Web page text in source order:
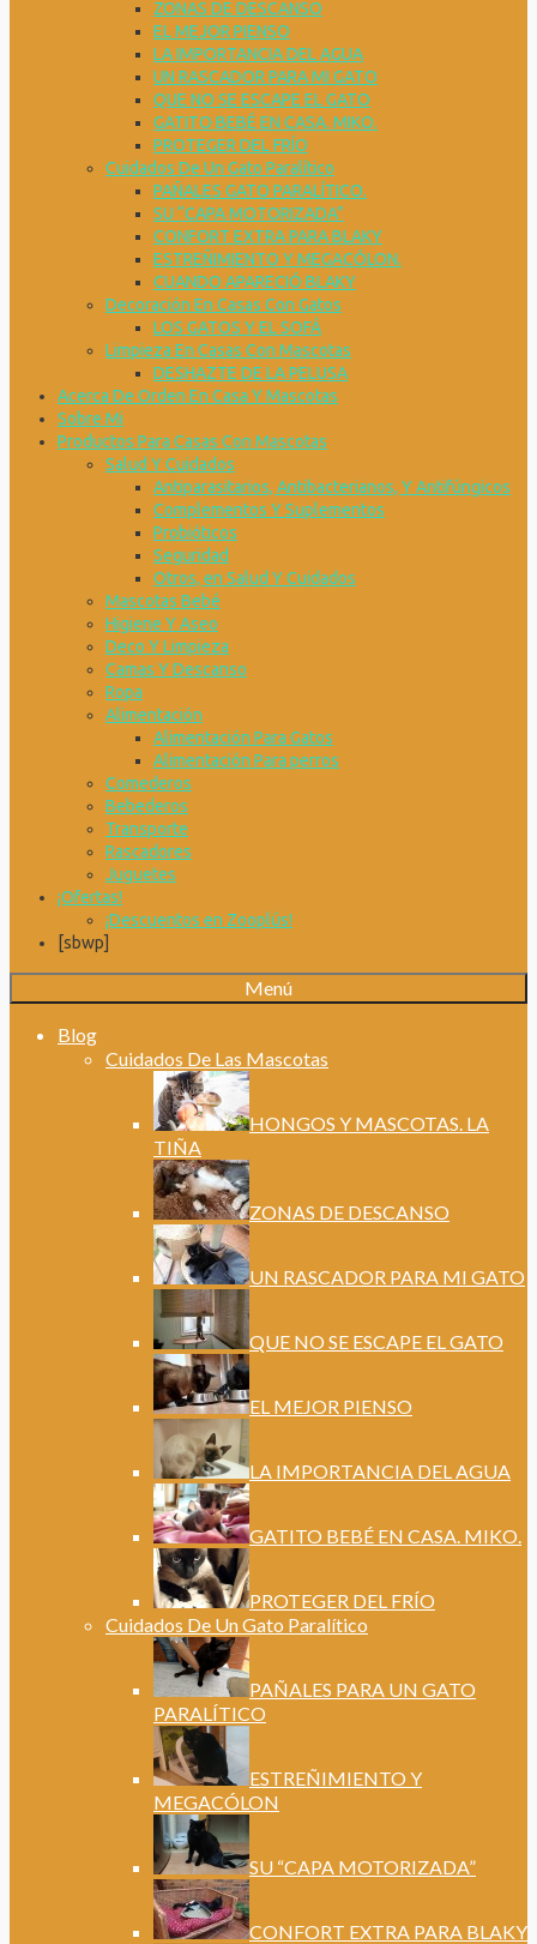
ZONAS DE DESCANSO
EL MEJOR PIENSO
LA IMPORTANCIA DEL AGUA
UN RASCADOR PARA MI GATO
QUE NO SE ESCAPE EL GATO
GATITO BEBÉ EN CASA. MIKO.
PROTEGER DEL FRÍO
Cuidados De Un Gato Paralítico
PAÑALES GATO PARALÍTICO.
SU “CAPA MOTORIZADA”
CONFORT EXTRA PARA BLAKY
ESTREÑIMIENTO Y MEGACÓLON.
CUANDO APARECIÓ BLAKY
Decoración En Casas Con Gatos
LOS GATOS Y EL SOFÁ
Limpieza En Casas Con Mascotas
DESHAZTE DE LA PELUSA
Acerca De Orden En Casa Y Mascotas
Sobre Mi
Productos Para Casas Con Mascotas
Salud Y Cuidados
Antiparasitarios, Antibacterianos, Y Antifúngicos
Complementos Y Suplementos
Probióticos
Seguridad
Otros, en Salud Y Cuidados
Mascotas Bebé
Higiene Y Aseo
Deco Y Limpieza
Camas Y Descanso
Ropa
Alimentación
Alimentación Para Gatos
Alimentación Para perros
Comederos
Bebederos
Transporte
Rascadores
Juguetes
¡Ofertas!
¡Descuentos en Zooplús!
[sbwp]
Menú
Blog
Cuidados De Las Mascotas
HONGOS Y MASCOTAS. LA
TIÑA
ZONAS DE DESCANSO
UN RASCADOR PARA MI GATO
QUE NO SE ESCAPE EL GATO
EL MEJOR PIENSO
LA IMPORTANCIA DEL AGUA
GATITO BEBÉ EN CASA. MIKO.
PROTEGER DEL FRÍO
Cuidados De Un Gato Paralítico
PAÑALES PARA UN GATO
PARALÍTICO
ESTREÑIMIENTO Y
MEGACÓLON
SU “CAPA MOTORIZADA”
CONFORT EXTRA PARA BLAKY